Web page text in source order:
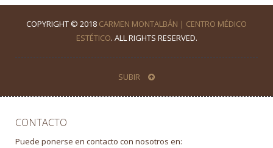
COPYRIGHT © 2018 CARMEN MONTALBÁN | CENTRO MÉDICO
ESTÉTICO. ALL RIGHTS RESERVED.
SUBIR
CONTACTO
Puede ponerse en contacto con nosotros en: